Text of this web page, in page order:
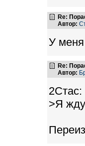
Re:
Автор:
У
Re:
Автор:
2Стас:
>Я